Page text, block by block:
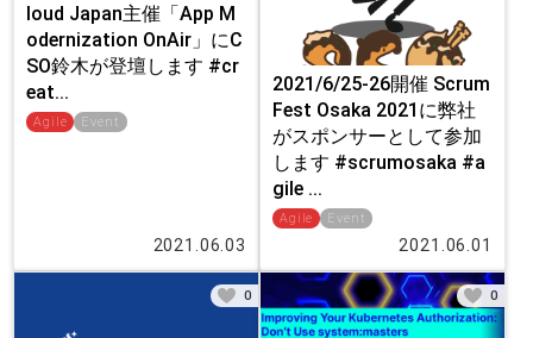
loud Japan主催「App M
odernization OnAir」にC
SO鈴木が登壇します #cr
eat...
Agile Event
2021.06.03
2021/6/25-26開催 Scrum
Fest Osaka 2021に弊社
がスポンサーとして参加
します #scrumosaka #a
gile ...
Agile Event
2021.06.01
0 0